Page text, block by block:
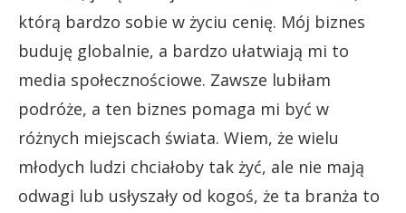
którą bardzo sobie w życiu cenię. Mój biznes
buduję globalnie, a bardzo ułatwiają mi to
media społecznościowe. Zawsze lubiłam
podróże, a ten biznes pomaga mi być w
różnych miejscach świata. Wiem, że wielu
młodych ludzi chciałoby tak żyć, ale nie mają
odwagi lub usłyszały od kogoś, że ta branża to